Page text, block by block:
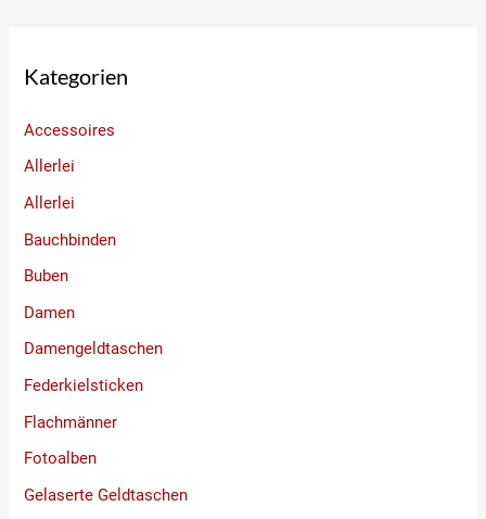
Kategorien
Accessoires
Allerlei
Allerlei
Bauchbinden
Buben
Damen
Damengeldtaschen
Federkielsticken
Flachmänner
Fotoalben
Gelaserte Geldtaschen